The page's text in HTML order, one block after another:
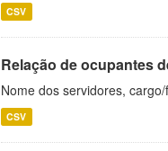
CSV
Relação de ocupantes
Nome dos servidores,
CSV